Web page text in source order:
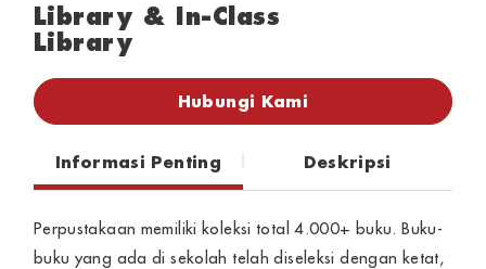
Library & In-Class
Library
Hubungi Kami
Informasi Penting Deskripsi
Perpustakaan memiliki koleksi total 4.000+ buku. Buku-
buku yang ada di sekolah telah diseleksi dengan ketat,